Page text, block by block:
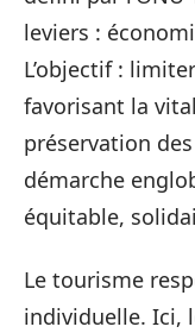
leviers :
L’objectif :
favorisant la
préservation
démarche
équitable,
Le tourisme
individuelle. Ici,